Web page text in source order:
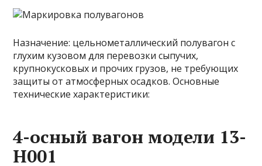
Назначение: цельнометаллический полувагон с
глухим кузовом для перевозки сыпучих,
крупнокусковых и прочих грузов, не требующих
защиты от атмосферных осадков. Основные
технические характеристики:
4-осный вагон модели 13-
Н001